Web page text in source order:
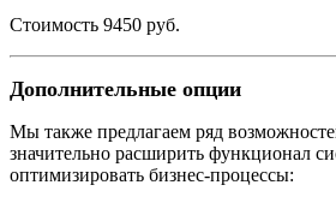
Стоимость 9450 руб.
Дополнительные опции
Мы также предлагаем ряд
значительно расширить функционал
оптимизировать бизнес-процессы: